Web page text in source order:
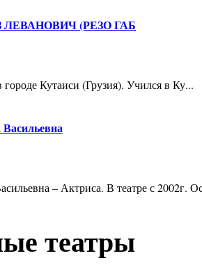
ЛЕВАНОВИЧ (РЕЗО ГАБ
городе Кутаиси (Грузия). Учился в Ку...
– Актриса. В театре с 2002г.
театры